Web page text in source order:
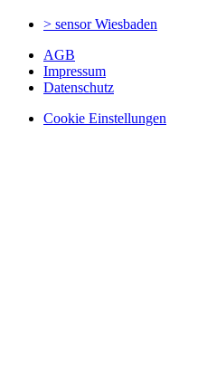
> sensorWiesbaden
AGB
Impressum
Datenschutz
Cookie Einstellungen